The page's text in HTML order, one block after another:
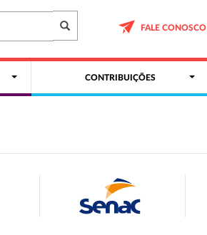
FALE CONOSCO
CONTRIBUIÇÕES